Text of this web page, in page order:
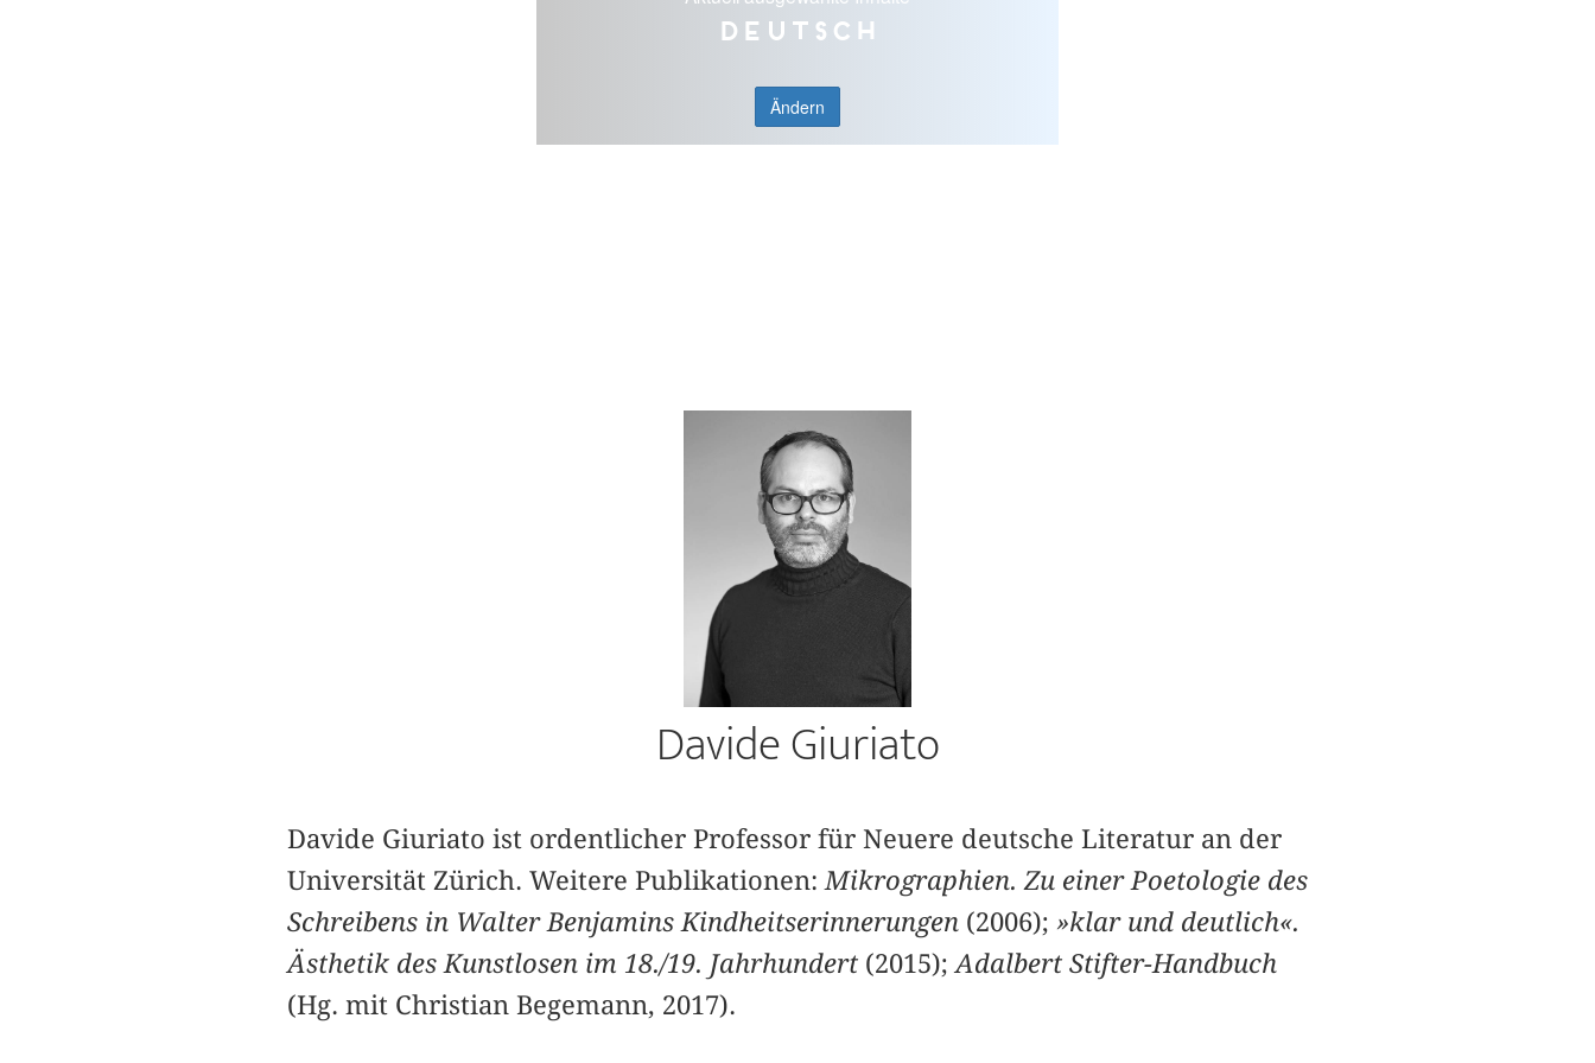
Deutsch
Ändern
Davide Giuriato
Davide Giuriato ist ordentlicher Professor für Neuere deutsche Literatur an der
Universität Zürich. Weitere Publikationen: Mikrographien. Zu einer Poetologie des
Schreibens in Walter Benjamins Kindheitserinnerungen(2006); »klar und deutlich«.
Ästhetik des Kunstlosen im 18./19. Jahrhundert(2015); Adalbert Stifter-Handbuch
(Hg. mit Christian Begemann, 2017).